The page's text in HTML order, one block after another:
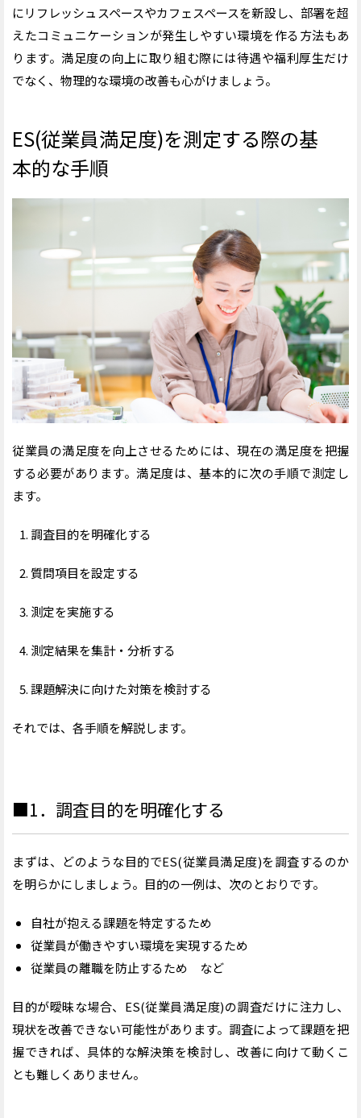
にリフレッシュスペースやカフェスペースを新設し、部署を超
えたコミュニケーションが発生しやすい環境を作る方法もあ
ります。満足度の向上に取り組む際には待遇や福利厚生だけ
でなく、物理的な環境の改善も心がけましょう。
ES(従業員満足度)を測定する際の基
本的な手順
従業員の満足度を向上させるためには、現在の満足度を把握
する必要があります。満足度は、基本的に次の手順で測定し
ます。
調査目的を明確化する
質問項目を設定する
測定を実施する
測定結果を集計・分析する
課題解決に向けた対策を検討する
それでは、各手順を解説します。
■1．調査目的を明確化する
まずは、どのような目的でES(従業員満足度)を調査するのか
を明らかにしましょう。目的の一例は、次のとおりです。
自社が抱える課題を特定するため
従業員が働きやすい環境を実現するため
従業員の離職を防止するため など
目的が曖昧な場合、ES(従業員満足度)の調査だけに注力し、
現状を改善できない可能性があります。調査によって課題を把
握できれば、具体的な解決策を検討し、改善に向けて動くこ
とも難しくありません。